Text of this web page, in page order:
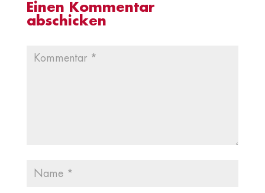
Einen Kommentar
abschicken